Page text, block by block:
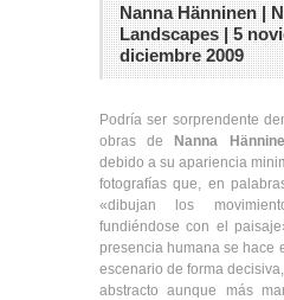
Nanna Hänninen |
Landscapes | 5
diciembre 2009
Podría ser sorprendente
obras de Nanna
debido a su apariencia
fotografías que, en
«dibujan los
fundiéndose con el
presencia humana se hace
escenario de forma
abstracto aunque más